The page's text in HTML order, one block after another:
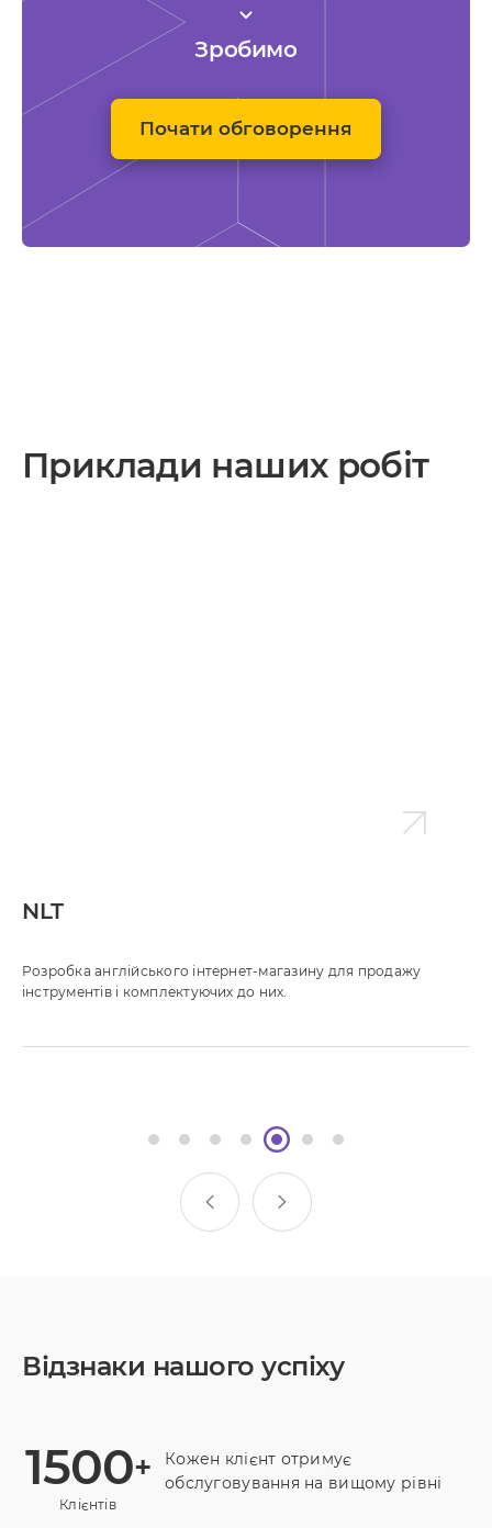
Зробимо
Почати обговорення
Приклади наших робіт
Maksymov
Розробка американського сайту з продажу послуг по
ремонту та будівництву будинків.
Відзнаки нашого успіху
1500+
Клієнтів
Кожен клієнт отримує
обслуговування на вищому рівні